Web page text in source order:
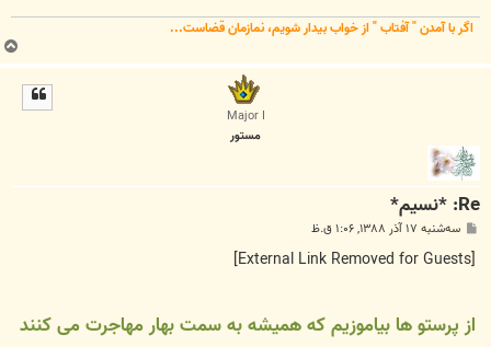
اگر با آمدن " آفتاب " از خواب بیدار شویم، نمازمان قضاست...
ب
ا
Major I
مستور
Re: *نسیم*
پ
ت
سه‌شنبه ۱۷ آذر ۱۳۸۸, ۱:۰۶ ق.ظ
از پرستو ها بیاموزیم که همیشه به سمت بهار مهاجرت می کنند